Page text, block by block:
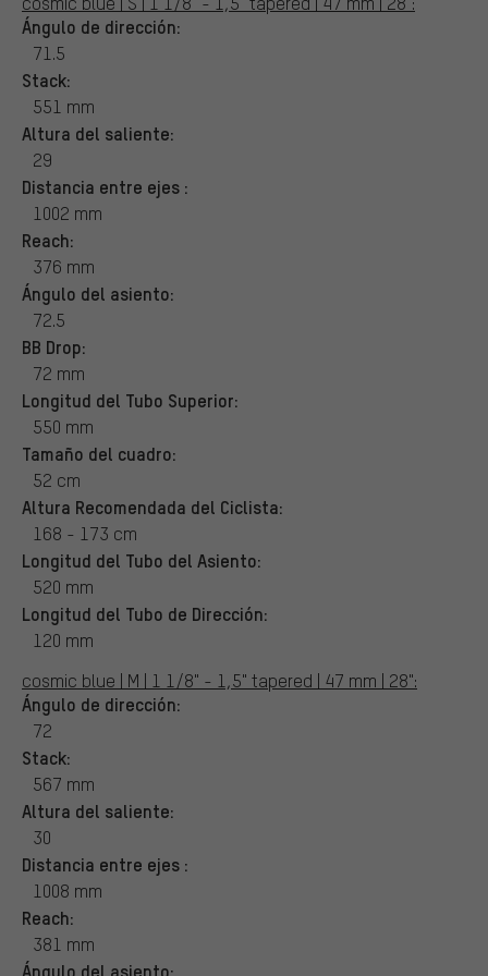
Ángulo de dirección:
71.5
Stack:
551 mm
Altura del saliente:
29
Distancia entre ejes :
1002 mm
Reach:
376 mm
Ángulo del asiento:
72.5
BB Drop:
72 mm
Longitud del Tubo Superior:
550 mm
Tamaño del cuadro:
52 cm
Altura Recomendada del Ciclista:
168 - 173 cm
Longitud del Tubo del Asiento:
520 mm
Longitud del Tubo de Dirección:
120 mm
cosmic blue | M | 1 1/8" - 1,5" tapered | 47 mm | 28":
Ángulo de dirección:
72
Stack:
567 mm
Altura del saliente:
30
Distancia entre ejes :
1008 mm
Reach:
381 mm
Ángulo del asiento: